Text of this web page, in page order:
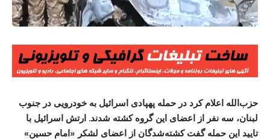
حزب‌الله اعلام کرد در حمله پهپادی اسرائیل به خودرویی در جنوب
لبنان، سه نفر از اعضای این گروه کشته شدند. ارتش اسرائیل با
تایید این حمله گفت کشته‌شدگان از اعضای لشکر «امام حسین»